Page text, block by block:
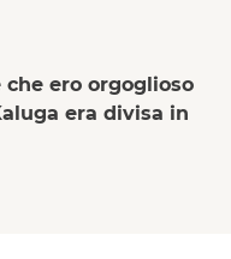
ero orgoglioso
era divisa in